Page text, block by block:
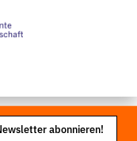
abonnieren!